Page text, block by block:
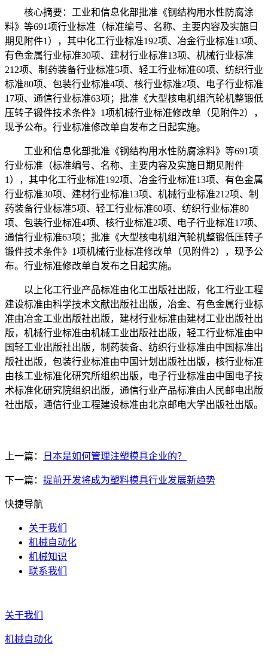
核心摘要：工业和信息化部批准《钢结构用水性防腐涂
料》等691项行业标准（标准编号、名称、主要内容及实施日
期见附件1），其中化工行业标准192项、冶金行业标准13项、
有色金属行业标准30项、建材行业标准13项、机械行业标准
212项、制药装备行业标准5项、轻工行业标准60项、纺织行业
标准80项、包装行业标准4项、核行业标准2项、电子行业标准
17项、通信行业标准63项；批准《大型核电机组汽轮机整锻低
压转子锻件技术条件》1项机械行业标准修改单（见附件2），
现予公布。行业标准修改单自发布之日起实施。
工业和信息化部批准《钢结构用水性防腐涂料》等691项
行业标准（标准编号、名称、主要内容及实施日期见附件
1），其中化工行业标准192项、冶金行业标准13项、有色金属
行业标准30项、建材行业标准13项、机械行业标准212项、制
药装备行业标准5项、轻工行业标准60项、纺织行业标准80
项、包装行业标准4项、核行业标准2项、电子行业标准17项、
通信行业标准63项；批准《大型核电机组汽轮机整锻低压转子
锻件技术条件》1项机械行业标准修改单（见附件2），现予公
布。行业标准修改单自发布之日起实施。
以上化工行业产品标准由化工出版社出版，化工行业工程
建设标准由科学技术文献出版社出版，冶金、有色金属行业标
准由冶金工业出版社出版，建材行业标准由建材工业出版社出
版，机械行业标准由机械工业出版社出版，轻工行业标准由中
国轻工业出版社出版，制药装备、纺织行业标准由中国标准出
版社出版，包装行业标准由中国计划出版社出版，核行业标准
由核工业标准化研究所组织出版，电子行业标准由中国电子技
术标准化研究院组织出版，通信行业产品标准由人民邮电出版
社出版，通信行业工程建设标准由北京邮电大学出版社出版。
上一篇： 日本是如何管理注塑模具企业的？
下一篇： 提前开发将成为塑料模具行业发展新趋势
快捷导航
关于我们
机械自动化
机械知识
联系我们
关于我们
机械自动化